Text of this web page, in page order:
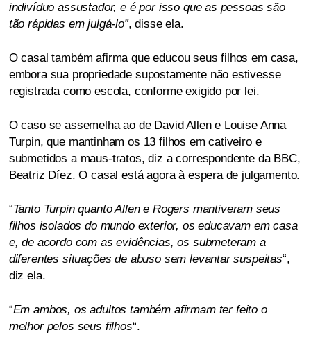
indivíduo assustador, e é por isso que as pessoas são
tão rápidas em julgá-lo”, disse ela.
O casal também afirma que educou seus filhos em casa,
embora sua propriedade supostamente não estivesse
registrada como escola, conforme exigido por lei.
O caso se assemelha ao de David Allen e Louise Anna
Turpin, que mantinham os 13 filhos em cativeiro e
submetidos a maus-tratos, diz a correspondente da BBC,
Beatriz Díez. O casal está agora à espera de julgamento.
“Tanto Turpin quanto Allen e Rogers mantiveram seus
filhos isolados do mundo exterior, os educavam em casa
e, de acordo com as evidências, os submeteram a
diferentes situações de abuso sem levantar suspeitas“,
diz ela.
“Em ambos, os adultos também afirmam ter feito o
melhor pelos seus filhos“.